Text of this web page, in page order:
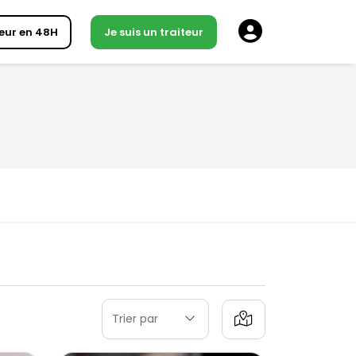
en 48H Je suis un traiteur
Trier par